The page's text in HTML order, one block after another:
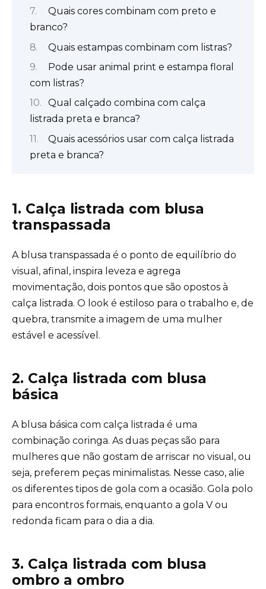
Quais cores combinam com preto e
branco?
Quais estampas combinam com listras?
Pode usar animal print e estampa floral
com listras?
Qual calçado combina com calça
listrada preta e branca?
Quais acessórios usar com calça listrada
preta e branca?
1. Calça listrada com blusa
transpassada
A blusa transpassada é o ponto de equilíbrio do
visual, afinal, inspira leveza e agrega
movimentação, dois pontos que são opostos à
calça listrada. O look é estiloso para o trabalho e, de
quebra, transmite a imagem de uma mulher
estável e acessível.
2. Calça listrada com blusa
básica
A blusa básica com calça listrada é uma
combinação coringa. As duas peças são para
mulheres que não gostam de arriscar no visual, ou
seja, preferem peças minimalistas. Nesse caso, alie
os diferentes tipos de gola com a ocasião. Gola polo
para encontros formais, enquanto a gola V ou
redonda ficam para o dia a dia.
3. Calça listrada com blusa
ombro a ombro